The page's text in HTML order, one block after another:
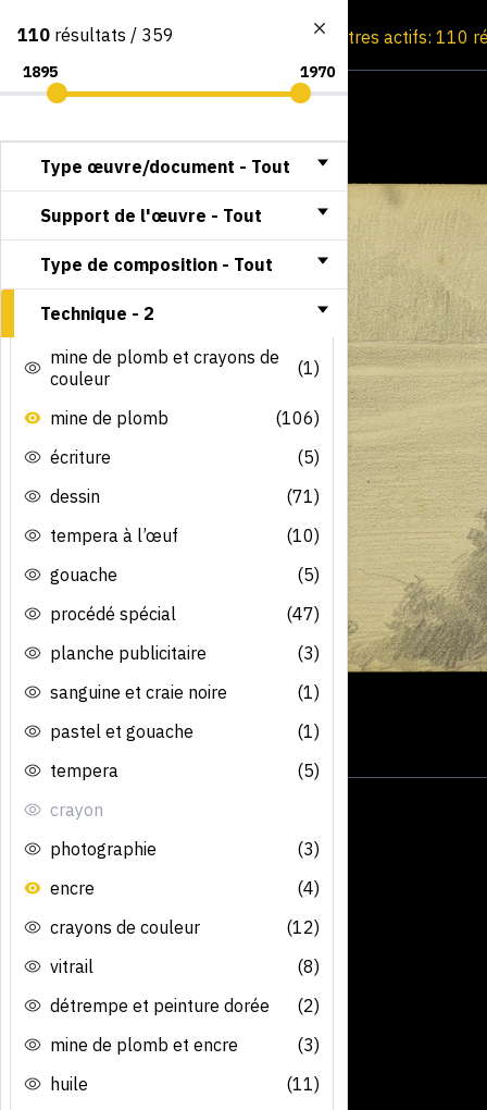
Consultation par image Filtres actifs: 110
110 résultats / 359
Type œuvre/document - Tout
Support de l'œuvre - Tout
Type de composition - Tout
Technique - 2
mine de plomb et crayons de
couleur
(1)
mine de plomb
(106)
écriture
(5)
dessin
(71)
tempera à l’œuf
(10)
gouache
(5)
procédé spécial
(47)
planche publicitaire
(3)
sanguine et craie noire
(1)
pastel et gouache
(1)
tempera
(5)
crayon
photographie
(3)
encre
(4)
crayons de couleur
(12)
vitrail
(8)
détrempe et peinture dorée
(2)
mine de plomb et encre
(3)
huile
(11)